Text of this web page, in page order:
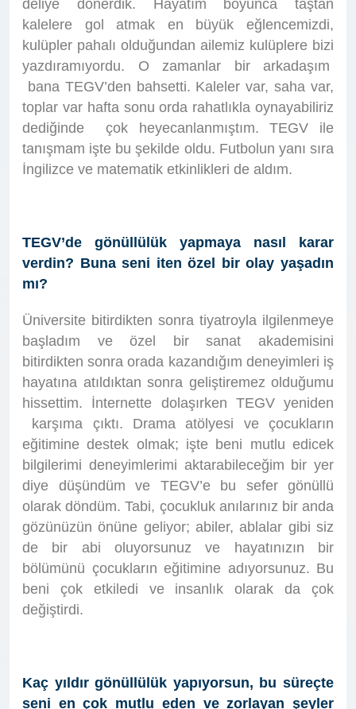
deliye dönerdik. Hayatım boyunca taştan
kalelere gol atmak en büyük eğlencemizdi,
kulüpler pahalı olduğundan ailemiz kulüplere bizi
yazdıramıyordu. O zamanlar bir arkadaşım
bana TEGV’den bahsetti. Kaleler var, saha var,
toplar var hafta sonu orda rahatlıkla oynayabiliriz
dediğinde çok heyecanlanmıştım. TEGV ile
tanışmam işte bu şekilde oldu. Futbolun yanı sıra
İngilizce ve matematik etkinlikleri de aldım.
TEGV’de gönüllülük yapmaya nasıl karar
verdin? Buna seni iten özel bir olay yaşadın
mı?
Üniversite bitirdikten sonra tiyatroyla ilgilenmeye
başladım ve özel bir sanat akademisini
bitirdikten sonra orada kazandığım deneyimleri iş
hayatına atıldıktan sonra geliştiremez olduğumu
hissettim. İnternette dolaşırken TEGV yeniden
karşıma çıktı. Drama atölyesi ve çocukların
eğitimine destek olmak; işte beni mutlu edicek
bilgilerimi deneyimlerimi aktarabileceğim bir yer
diye düşündüm ve TEGV’e bu sefer gönüllü
olarak döndüm. Tabi, çocukluk anılarınız bir anda
gözünüzün önüne geliyor; abiler, ablalar gibi siz
de bir abi oluyorsunuz ve hayatınızın bir
bölümünü çocukların eğitimine adıyorsunuz. Bu
beni çok etkiledi ve insanlık olarak da çok
değiştirdi.
Kaç yıldır gönüllülük yapıyorsun, bu süreçte
seni en çok mutlu eden ve zorlayan şeyler